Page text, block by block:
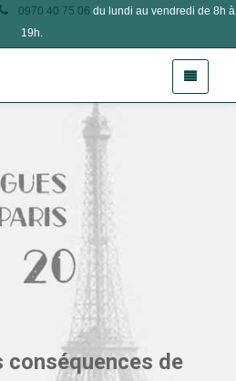
0970 40 75 06 du lundi au vendredi de 8h à
19h.
conséquences de